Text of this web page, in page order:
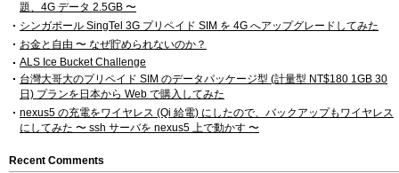
題、4G データ 2.5GB 〜
シンガポール SingTel 3G プリペイド SIM を 4G へアップグレードしてみた
お金と自由 〜 なぜ貯められないのか？
ALS Ice Bucket Challenge
台灣大哥大のプリペイド SIM のデータパッケージ型 (計量型 NT$180 1GB 30
日) プランを日本から Web で購入してみた
nexus5 の充電をワイヤレス (Qi 給電) にしたので、バックアップもワイヤレス
にしてみた 〜 ssh サーバを nexus5 上で動かす 〜
Recent Comments